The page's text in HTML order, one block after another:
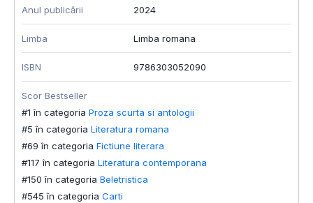
Anul publicării 2024
Limba Limba romana
ISBN 9786303052090
Scor Bestseller
#1 în categoria Proza scurta si antologii
#5 în categoria Literatura romana
#69 în categoria Fictiune literara
#117 în categoria Literatura contemporana
#150 în categoria Beletristica
#545 în categoria Carti